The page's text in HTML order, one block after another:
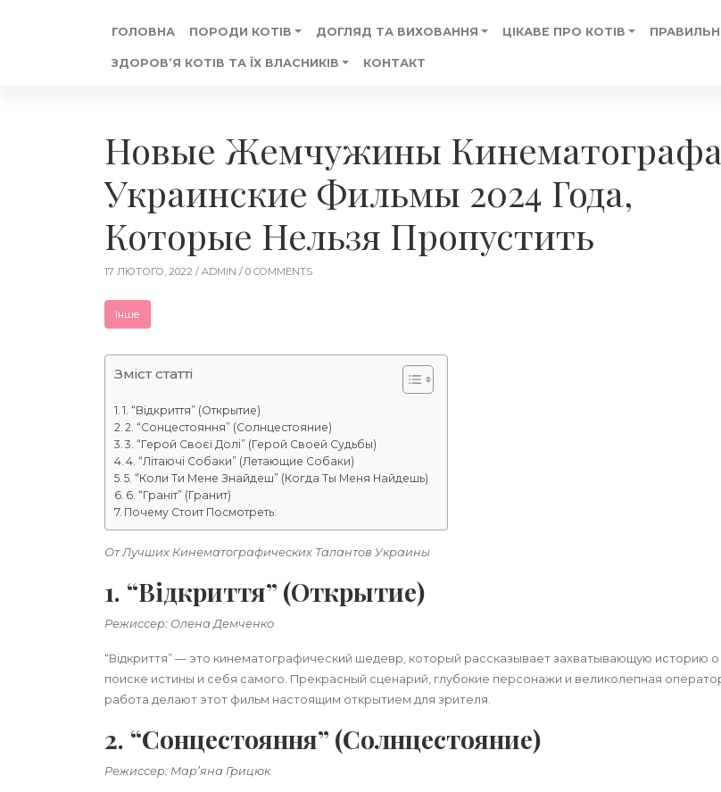
ГОЛОВНА ПОРОДИ КОТІВ ДОГЛЯД ТА ВИХОВАННЯ ЦІКАВЕ ПРО КОТІВ
ЗДОРОВ’Я КОТІВ ТА ЇХ ВЛАСНИКІВ КОНТАКТ
Новые Жемчужины
Украинские Фильмы 2024 Года,
Которые Нельзя Пропустить
17 ЛЮТОГО, 2022 / ADMIN / 0 COMMENTS
Інше
Зміст статті
1. “Відкриття” (Открытие)
2. “Сонцестояння” (Солнцестояние)
3. “Герой Своєї Долі” (Герой Своей Судьбы)
4. “Літаючі Собаки” (Летающие Собаки)
5. “Коли Ти Мене Знайдеш” (Когда Ты Меня Найдешь)
6. “Граніт” (Гранит)
Почему Стоит Посмотреть:
От Лучших Кинематографических Талантов Украины
1. “Відкриття” (Открытие)
Режиссер: Олена Демченко
“Відкриття” — это кинематографический шедевр, который рассказывает захватывающую историю о
поиске истины и себя самого. Прекрасный сценарий, глубокие персонажи и великолепная
работа делают этот фильм настоящим открытием для зрителя.
2. “Сонцестояння” (Солнцестояние)
Режиссер: Мар’яна Грицюк